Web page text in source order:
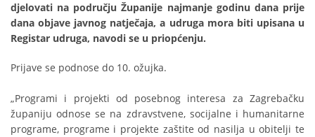
djelovati na području Županije najmanje godinu dana prije
dana objave javnog natječaja, a udruga mora biti upisana u
Registar udruga, navodi se u priopćenju.
Prijave se podnose do 10. ožujka.
„Programi i projekti od posebnog interesa za Zagrebačku
županiju odnose se na zdravstvene, socijalne i humanitarne
programe, programe i projekte zaštite od nasilja u obitelji te